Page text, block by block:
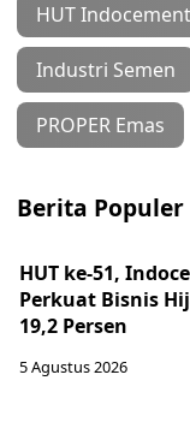
HUT Indocement
Industri Semen
PROPER Emas
Berita Populer
HUT ke-51,
Perkuat Bisnis
19,2 Persen
5 Agustus 2026